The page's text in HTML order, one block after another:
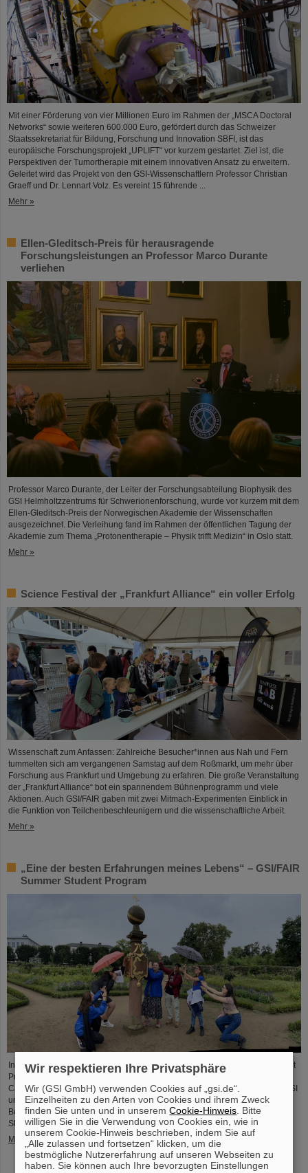
Mit einer Förderung von vier Millionen Euro im Rahmen der „MSCA Doctoral
Networks“ sowie weiteren 600.000 Euro, gefördert durch das Schweizer
Staatssekretariat für Bildung, Forschung und Innovation SBFI, ist das
europäische Forschungsprojekt „UPLIFT“ vor kurzem gestartet. Ziel ist, die
Perspektiven der Tumortherapie mit einem innovativen Ansatz zu erweitern.
Geleitet wird das Projekt von den GSI-Wissenschaftlern Professor Christian
Graeff und Dr. Lennart Volz. Es vereint 15 führende ...
Mehr »
Ellen-Gleditsch-Preis für herausragende
Forschungsleistungen an Professor Marco Durante
verliehen
Professor Marco Durante, der Leiter der Forschungsabteilung Biophysik des
GSI Helmholtzzentrums für Schwerionenforschung, wurde vor kurzem mit dem
Ellen-Gleditsch-Preis der Norwegischen Akademie der Wissenschaften
ausgezeichnet. Die Verleihung fand im Rahmen der öffentlichen Tagung der
Akademie zum Thema „Protonentherapie – Physik trifft Medizin“ in Oslo statt.
Mehr »
Science Festival der „Frankfurt Alliance“ ein voller Erfolg
Wissenschaft zum Anfassen: Zahlreiche Besucher*innen aus Nah und Fern
tummelten sich am vergangenen Samstag auf dem Roßmarkt, um mehr über
Forschung aus Frankfurt und Umgebung zu erfahren. Die große Veranstaltung
der „Frankfurt Alliance“ bot ein spannendem Bühnenprogramm und viele
Aktionen. Auch GSI/FAIR gaben mit zwei Mitmach-Experimenten Einblick in
die Funktion von Teilchenbeschleunigern und die wissenschaftliche Arbeit.
Mehr »
„Eine der besten Erfahrungen meines Lebens“ – GSI/FAIR
Summer Student Program
In diesem Jahr nahmen 31 Studierende aus 16 Ländern am Summer Student
Program bei GSI und FAIR teil. Sie verbrachten acht Wochen auf dem
Campus, machten sich mit den Experimenten und Forschungsfeldern von GSI
und FAIR vertraut und tauchten in die Atmosphäre eines internationalen
Beschleunigerlabors ein. Einblicke bietet der Fotowettbewerb der Summer
Students.
Mehr »
Wir respektieren Ihre Privatsphäre
Wir (GSI GmbH) verwenden Cookies auf „gsi.de“.
Einzelheiten zu den Arten von Cookies und ihrem Zweck
finden Sie unten und in unseremCookie-Hinweis . Bitte
willigen Sie in die Verwendung von Cookies ein, wie in
unserem Cookie-Hinweis beschrieben, indem Sie auf
„Alle zulassen und fortsetzen“ klicken, um die
bestmögliche Nutzererfahrung auf unseren Webseiten zu
haben. Sie können auch Ihre bevorzugten Einstellungen